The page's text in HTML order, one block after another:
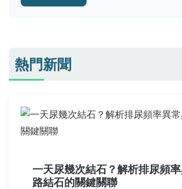
熱門新聞
一天尿幾次結石？解析排尿頻
路結石的關鍵關聯